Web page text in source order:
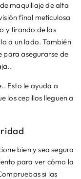
maquillaje de alta
final meticulosa
y tirando de las
a un lado. También
para asegurarse de
Esto le ayuda a
los cepillos lleguen a
bien y sea segura
para ver cómo la
si las